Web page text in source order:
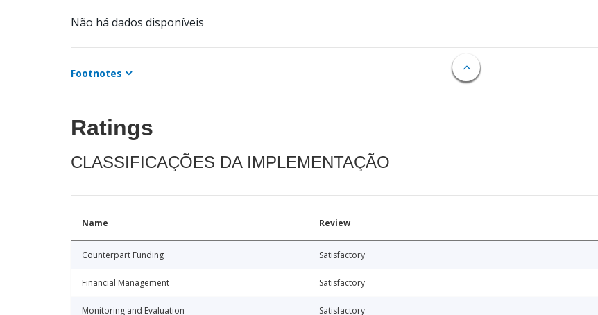
Não há dados disponíveis
Footnotes
Ratings
CLASSIFICAÇÕES DA IMPLEMENTAÇÃO
Name Review
Counterpart Funding Satisfactory
Financial Management Satisfactory
Monitoring and Evaluation Satisfactory